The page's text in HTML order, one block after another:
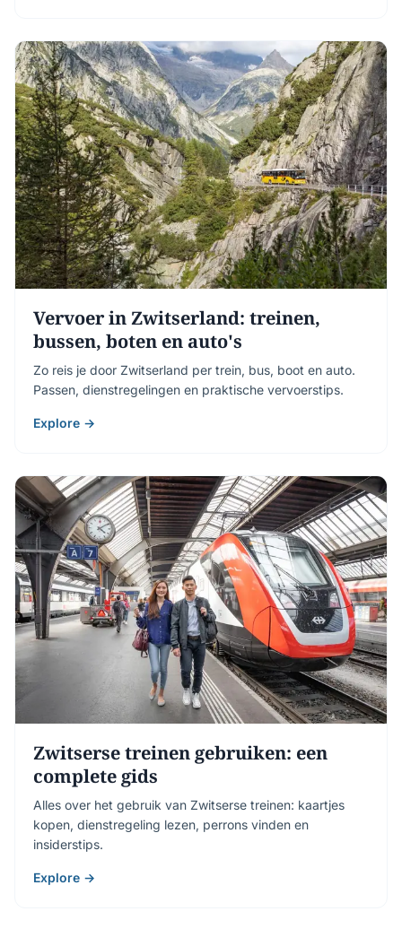
Vervoer in Zwitserland: treinen,
bussen, boten en auto's
Zo reis je door Zwitserland per trein, bus, boot en auto.
Passen, dienstregelingen en praktische vervoerstips.
Explore →
Zwitserse treinen gebruiken: een
complete gids
Alles over het gebruik van Zwitserse treinen: kaartjes
kopen, dienstregeling lezen, perrons vinden en
insiderstips.
Explore →